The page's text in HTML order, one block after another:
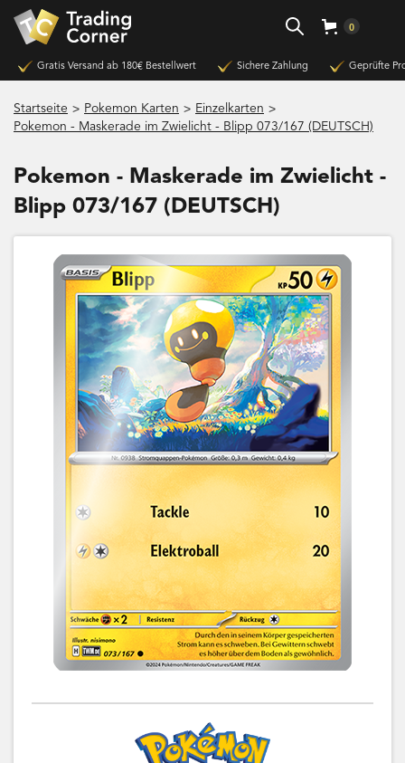
0
Gratis Versand ab 180€ Bestellwert Sichere Zahlung Geprüfte
Startseite > Pokemon Karten > Einzelkarten >
Pokemon - Maskerade im Zwielicht - Blipp 073/167 (DEUTSCH)
Pokemon - Maskerade im Zwielicht -
Blipp 073/167 (DEUTSCH)